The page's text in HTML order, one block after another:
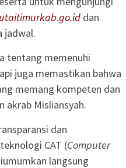
dan
jadwal.
tentang memenuhi
juga memastikan bahwa
memang kompeten dan
akrab Misliansyah.
dan
CAT (Computer
langsung